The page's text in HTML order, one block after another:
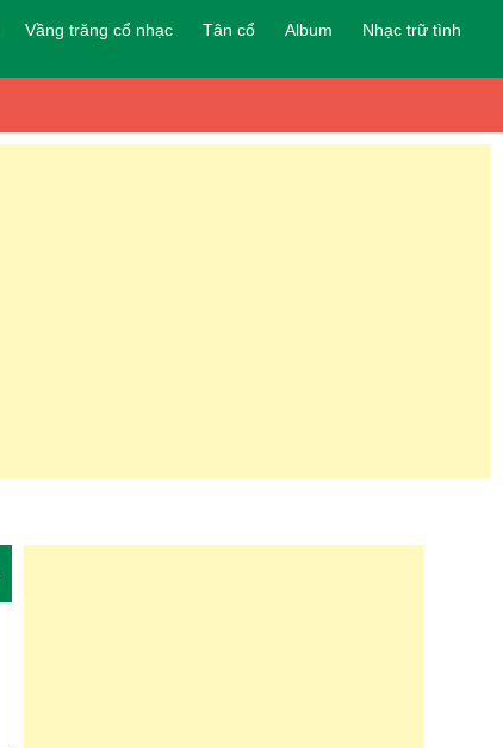
Vầng trăng cổ nhạc Tân cổ Album Nhạc trữ tình